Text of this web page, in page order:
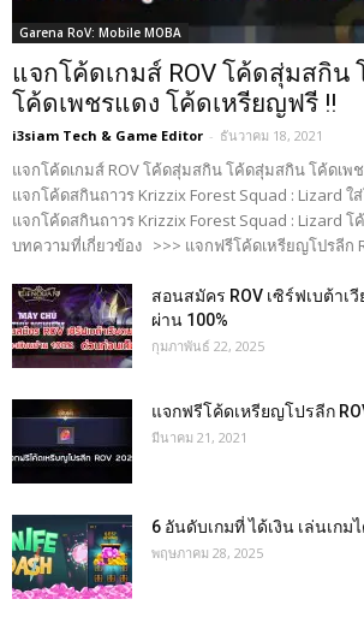
Garena RoV: Mobile MOBA
แจกโค้ดเกมส์ ROV โค้ดสุ่มสกิน
โค้ดเพชรแดง โค้ดเหรียญฟรี !!
i3siam Tech & Game Editor - ธันวาคม 18, 2021
แจกโค้ดเกมส์ ROV โค้ดสุ่มสกิน โค้ดสุ่มสกิน โค้ดเพ
แจกโค้ดสกินถาวร Krizzix Forest Squad : Lizard ใ
แจกโค้ดสกินถาวร Krizzix Forest Squad : Lizard โค้
บทความที่เกี่ยวข้อง >>> แจกฟรีโค้ดเหรียญโปรลีก
สอนสมัคร ROV เซิร์ฟเบต้าเ
ผ่าน 100%
กุมภาพันธ์ 22, 2025
แจกฟรีโค้ดเหรียญโปรลีก
มีนาคม 21, 2021
6 อันดับเกมที่ ได้เงิน เล่นเกม
พฤษภาคม 28, 2025